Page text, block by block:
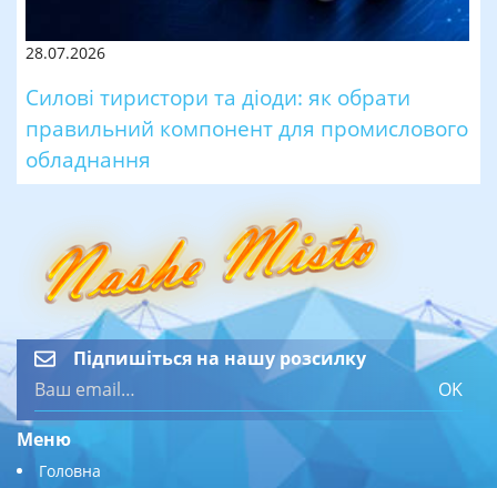
28.07.2026
Силові тиристори та діоди: як обрати
правильний компонент для промислового
обладнання
Підпишіться на нашу розсилку
OK
Меню
Головна